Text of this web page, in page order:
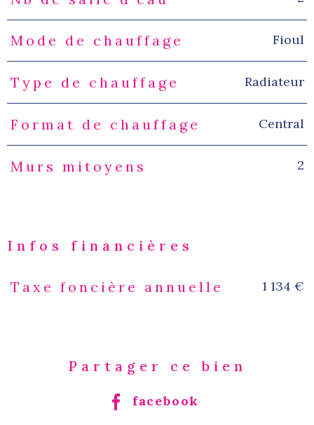
Mode de chauffage Fioul
Type de chauffage Radiateur
Format de chauffage Central
Murs mitoyens 2
Infos financières
Caractéristiques Valeurs
Taxe foncière annuelle 1 134 €
Partager ce bien
facebook